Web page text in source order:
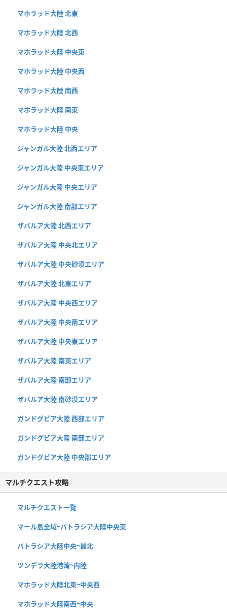
マホラッド大陸 北東
マホラッド大陸 北西
マホラッド大陸 中央東
マホラッド大陸 中央西
マホラッド大陸 南西
マホラッド大陸 南東
マホラッド大陸 中央
ジャンガル大陸 北西エリア
ジャンガル大陸 中央東エリア
ジャンガル大陸 中央エリア
ジャンガル大陸 南部エリア
ザバルア大陸 北西エリア
ザバルア大陸 中央北エリア
ザバルア大陸 中央砂漠エリア
ザバルア大陸 北東エリア
ザバルア大陸 中央西エリア
ザバルア大陸 中央南エリア
ザバルア大陸 中央東エリア
ザバルア大陸 南東エリア
ザバルア大陸 南部エリア
ザバルア大陸 南砂漠エリア
ガンドグビア大陸 西部エリア
ガンドグビア大陸 南部エリア
ガンドグビア大陸 中央部エリア
マルチクエスト攻略
マルチクエスト一覧
マール島全域~バトラシア大陸中央東
バトラシア大陸中央~最北
ツンデラ大陸港湾~内陸
マホラッド大陸北東~中央西
マホラッド大陸南西~中央